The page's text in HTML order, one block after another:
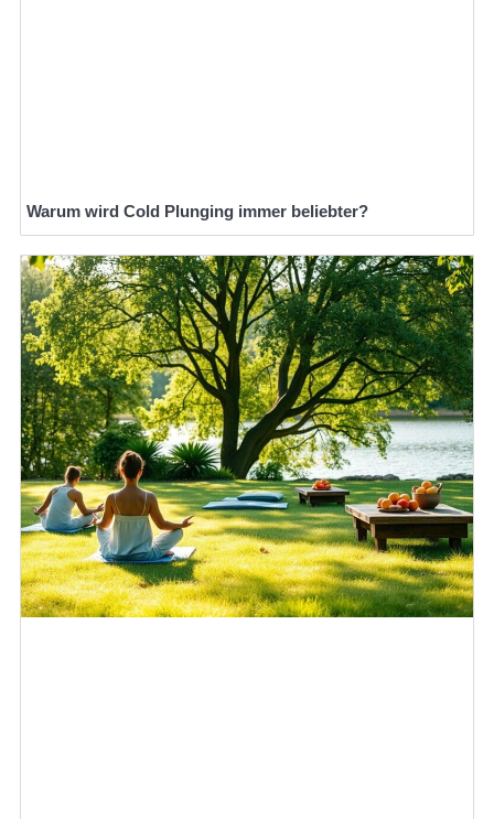
Warum wird Cold Plunging immer beliebter?